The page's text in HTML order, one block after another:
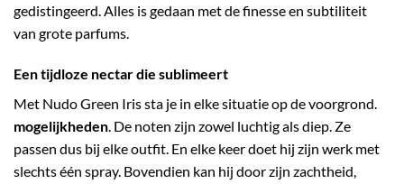
gedistingeerd. Alles is gedaan met de finesse en subtiliteit
van grote parfums.
Een tijdloze nectar die sublimeert
Met Nudo Green Iris sta je in elke situatie op de voorgrond.
mogelijkheden. De noten zijn zowel luchtig als diep. Ze
passen dus bij elke outfit. En elke keer doet hij zijn werk met
slechts één spray. Bovendien kan hij door zijn zachtheid,